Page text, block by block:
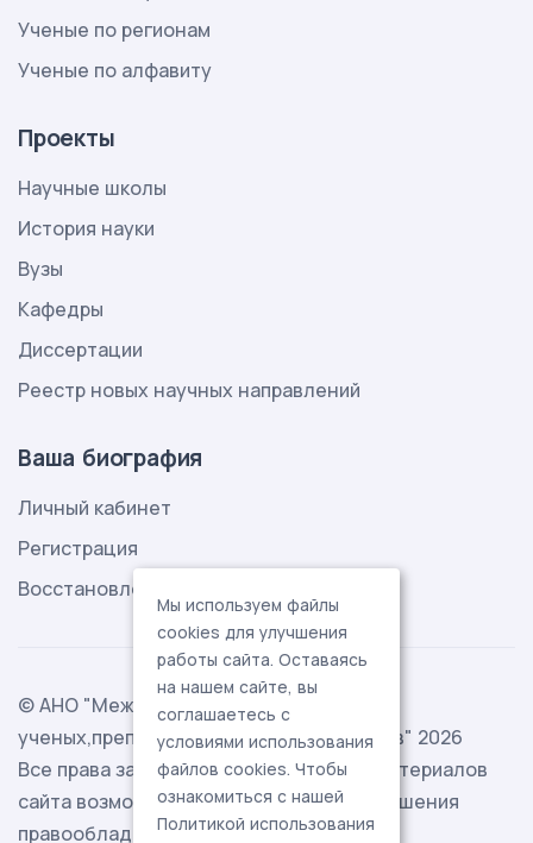
Ученые по регионам
Ученые по алфавиту
Проекты
Научные школы
История науки
Вузы
Кафедры
Диссертации
Реестр новых научных направлений
Ваша биография
Личный кабинет
Регистрация
Восстановление пароля
© АНО "Международная ассоциация
ученых,преподавателей и специалистов" 2026
Все права защищены. Использование материалов
сайта возможно исключительно с разрешения
правообладателя.
Мы используем файлы
cookies для улучшения
работы сайта. Оставаясь
на нашем сайте, вы
соглашаетесь с
условиями использования
файлов cookies. Чтобы
ознакомиться с нашей
Политикой использования